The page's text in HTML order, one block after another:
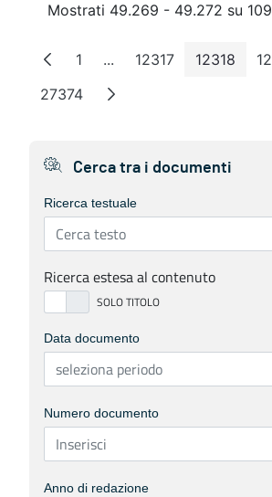
Mostrati 49.269 - 49.272 su
Pagina
1 ...Pagine intermedie
Pagina
12317 Pagina
12318
Pagina
27374
Cerca tra i documenti
Ricerca testuale
Ricerca estesa al contenuto
Data documento
Numero documento
Anno di redazione